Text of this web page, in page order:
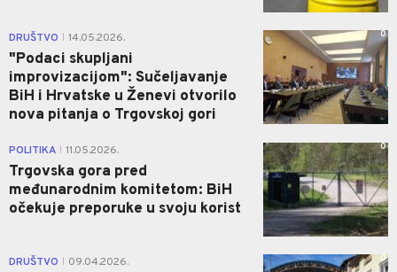
DRUŠTVO 14.05.2026.
"Podaci skupljani
improvizacijom": Sučeljavanje
BiH i Hrvatske u Ženevi otvorilo
nova pitanja o Trgovskoj gori
0
POLITIKA 11.05.2026.
Trgovska gora pred
međunarodnim komitetom: BiH
očekuje preporuke u svoju korist
0
DRUŠTVO 09.04.2026. 0